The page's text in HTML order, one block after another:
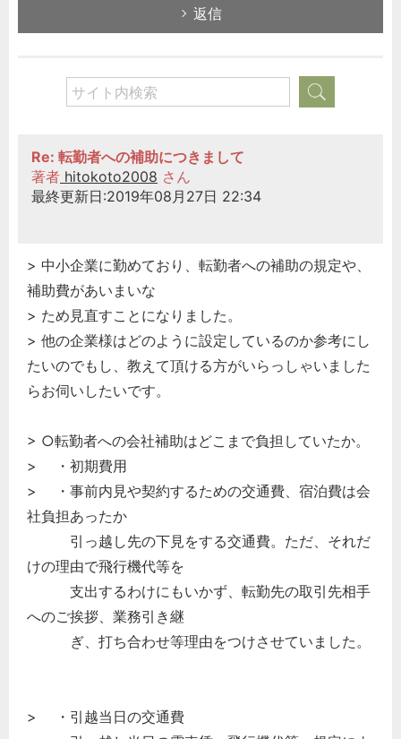
返信
Re: 転勤者への補助につきまして
著者 hitokoto2008 さん
最終更新日:2019年08月27日 22:34
> 中小企業に勤めており、転勤者への補助の規定や、
補助費があいまいな
> ため見直すことになりました。
> 他の企業様はどのように設定しているのか参考にし
たいのでもし、教えて頂ける方がいらっしゃいました
らお伺いしたいです。
> ○転勤者への会社補助はどこまで負担していたか。
> ・初期費用
> ・事前内見や契約するための交通費、宿泊費は会
社負担あったか
引っ越し先の下見をする交通費。ただ、それだ
けの理由で飛行機代等を
支出するわけにもいかず、転勤先の取引先相手
へのご挨拶、業務引き継
ぎ、打ち合わせ等理由をつけさせていました。
> ・引越当日の交通費